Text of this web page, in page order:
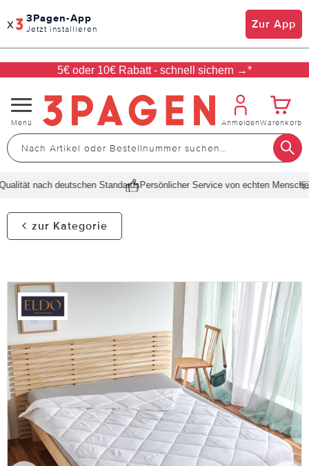
x 3Pagen-App
Jetzt installieren Zur App
5€ oder 10€ Rabatt - schnell sichern →*
Navigation
umschalten
Menü AnmeldenWarenkorb
nach deutschen StandardsPersönlicher Service von echten Menschen
zur Kategorie